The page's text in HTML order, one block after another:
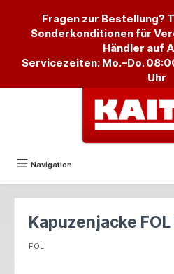
Fragen zur Bestellung?
Sonderkonditionen für
Händler auf
Servicezeiten: Mo.–Do.
Uhr
Navigation
Kapuzenjacke FOL
FOL